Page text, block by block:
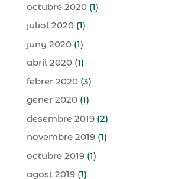
octubre 2020(1)
juliol 2020(1)
juny 2020(1)
abril 2020(1)
febrer 2020(3)
gener 2020(1)
desembre 2019(2)
novembre 2019(1)
octubre 2019(1)
agost 2019(1)